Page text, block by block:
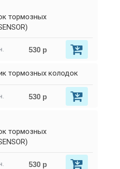
тормозных
530 р
тормозных колодок
530 р
тормозных
530 р